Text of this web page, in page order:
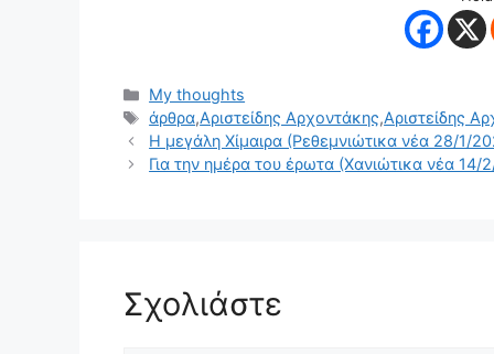
Κατηγορίες
My thoughts
Ετικέτες
άρθρα,Αριστείδης Αρχοντάκης,Αριστείδης
Η μεγάλη Χίμαιρα (Ρεθεμνιώτικα νέα 28/1/
Για την ημέρα του έρωτα (Χανιώτικα νέα 14/
Σχολιάστε